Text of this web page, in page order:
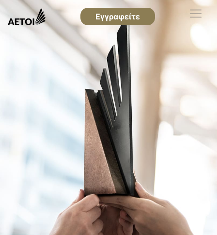
Εγγραφείτε